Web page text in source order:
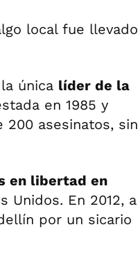
local fue llevado
única líder de la
en 1985 y
asesinatos, sin
en libertad en
Unidos. En 2012, a
por un sicario